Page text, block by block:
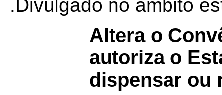
.Divulgado no ambito
Altera o
autoriza o
dispensar ou